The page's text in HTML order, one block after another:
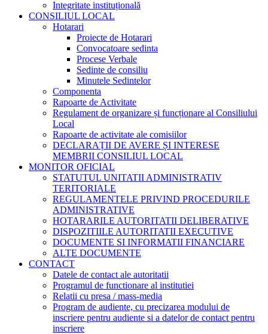
Integritate instituțională
CONSILIUL LOCAL
Hotarari
Proiecte de Hotarari
Convocatoare sedinta
Procese Verbale
Sedinte de consiliu
Minutele Sedintelor
Componenta
Rapoarte de Activitate
Regulament de organizare și funcționare al Consiliului
Local
Rapoarte de activitate ale comisiilor
DECLARAȚII DE AVERE ȘI INTERESE
MEMBRII CONSILIUL LOCAL
MONITOR OFICIAL
STATUTUL UNITATII ADMINISTRATIV
TERITORIALE
REGULAMENTELE PRIVIND PROCEDURILE
ADMINISTRATIVE
HOTARARILE AUTORITATII DELIBERATIVE
DISPOZITIILE AUTORITATII EXECUTIVE
DOCUMENTE SI INFORMATII FINANCIARE
ALTE DOCUMENTE
CONTACT
Datele de contact ale autoritatii
Programul de functionare al institutiei
Relatii cu presa / mass-media
Program de audiente, cu precizarea modului de
inscriere pentru audiente si a datelor de contact pentru
inscriere